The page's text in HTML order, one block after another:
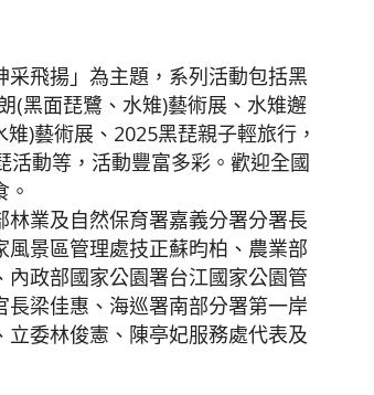
飛揚」為主題，系列活動包括黑
(黑面琵鷺、水雉)藝術展、水雉邂
)藝術展、2025黑琵親子輕旅行，
動等，活動豐富多彩。歡迎全國
業及自然保育署嘉義分署分署長
景區管理處技正蘇昀柏、農業部
政部國家公園署台江國家公園管
梁佳惠、海巡署南部分署第一岸
委林俊憲、陳亭妃服務處代表及